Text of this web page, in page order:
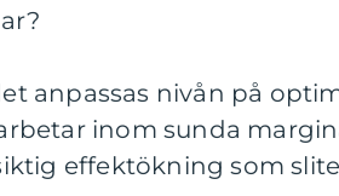
anpassas nivån på
inom sunda
effektökning som